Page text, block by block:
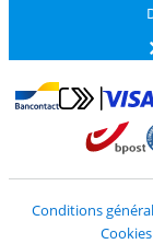
Payer avecPayer avec
Conditions
Cookies